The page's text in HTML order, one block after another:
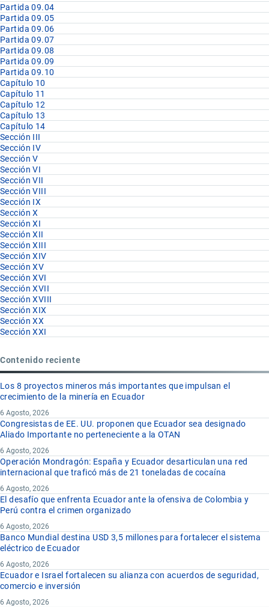
Partida 09.04
Partida 09.05
Partida 09.06
Partida 09.07
Partida 09.08
Partida 09.09
Partida 09.10
Capítulo 10
Capítulo 11
Capítulo 12
Capítulo 13
Capítulo 14
Sección III
Sección IV
Sección V
Sección VI
Sección VII
Sección VIII
Sección IX
Sección X
Sección XI
Sección XII
Sección XIII
Sección XIV
Sección XV
Sección XVI
Sección XVII
Sección XVIII
Sección XIX
Sección XX
Sección XXI
Contenido reciente
Los 8 proyectos mineros más importantes que impulsan el
crecimiento de la minería en Ecuador
6 Agosto, 2026
Congresistas de EE. UU. proponen que Ecuador sea designado
Aliado Importante no perteneciente a la OTAN
6 Agosto, 2026
Operación Mondragón: España y Ecuador desarticulan una red
internacional que traficó más de 21 toneladas de cocaína
6 Agosto, 2026
El desafío que enfrenta Ecuador ante la ofensiva de Colombia y
Perú contra el crimen organizado
6 Agosto, 2026
Banco Mundial destina USD 3,5 millones para fortalecer el sistema
eléctrico de Ecuador
6 Agosto, 2026
Ecuador e Israel fortalecen su alianza con acuerdos de seguridad,
comercio e inversión
6 Agosto, 2026